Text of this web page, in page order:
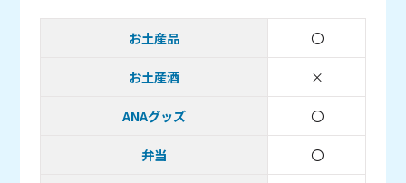
お土産品 〇
取り扱いあり
お土産酒
×取り扱い無し
ANAグッズ
〇
取り扱いあり
弁当
〇
取り扱いあり